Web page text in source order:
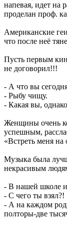
напевая, идет на
проделан проф.
Американские
что после неё
Пусть первым
не договорил!!!
- А что вы
- Рыбу чищу.
- Какая вы,
Женщины очень
успешным,
«Встреть меня на
Музыка была
некрасивым
- В нашей школе
- С чего ты взял?!
- А на каждом
полторы-две